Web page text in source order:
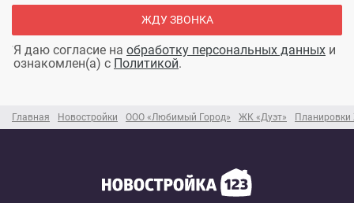
Главная Новостройки ООО «Любимый Город» ЖК «Дуэт» Планировки
ЖДУ ЗВОНКА
Я даю согласие на обработку персональных данных и
ознакомлен(а) с Политикой.